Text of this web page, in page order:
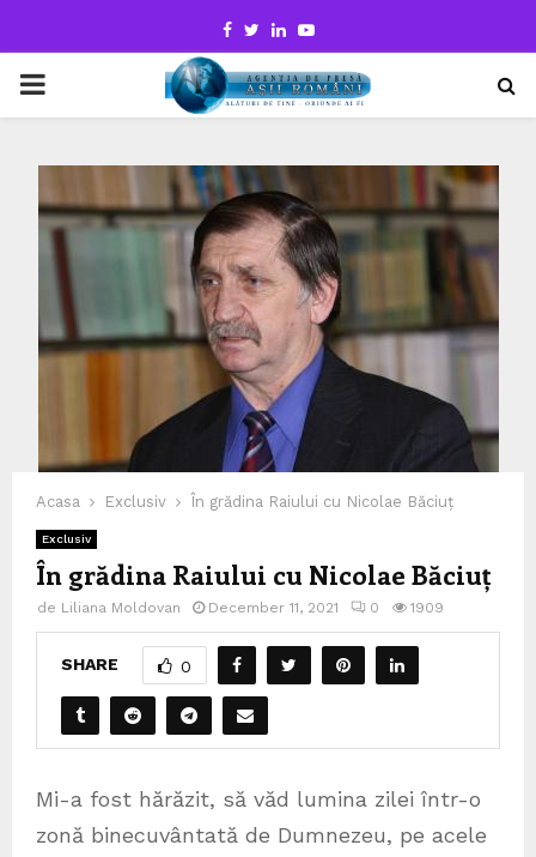
Facebook
TwitterLinkedinYoutube
PRIMARY
Acasa Exclusiv În grădina Raiului cu Nicolae Băciuț
Exclusiv
În grădina Raiului cu Nicolae Băciuț
de Liliana Moldovan December 11, 2021 0 1909
SHARE 0
Mi-a fost hărăzit, să văd lumina zilei într-o
zonă binecuvântată de Dumnezeu, pe acele